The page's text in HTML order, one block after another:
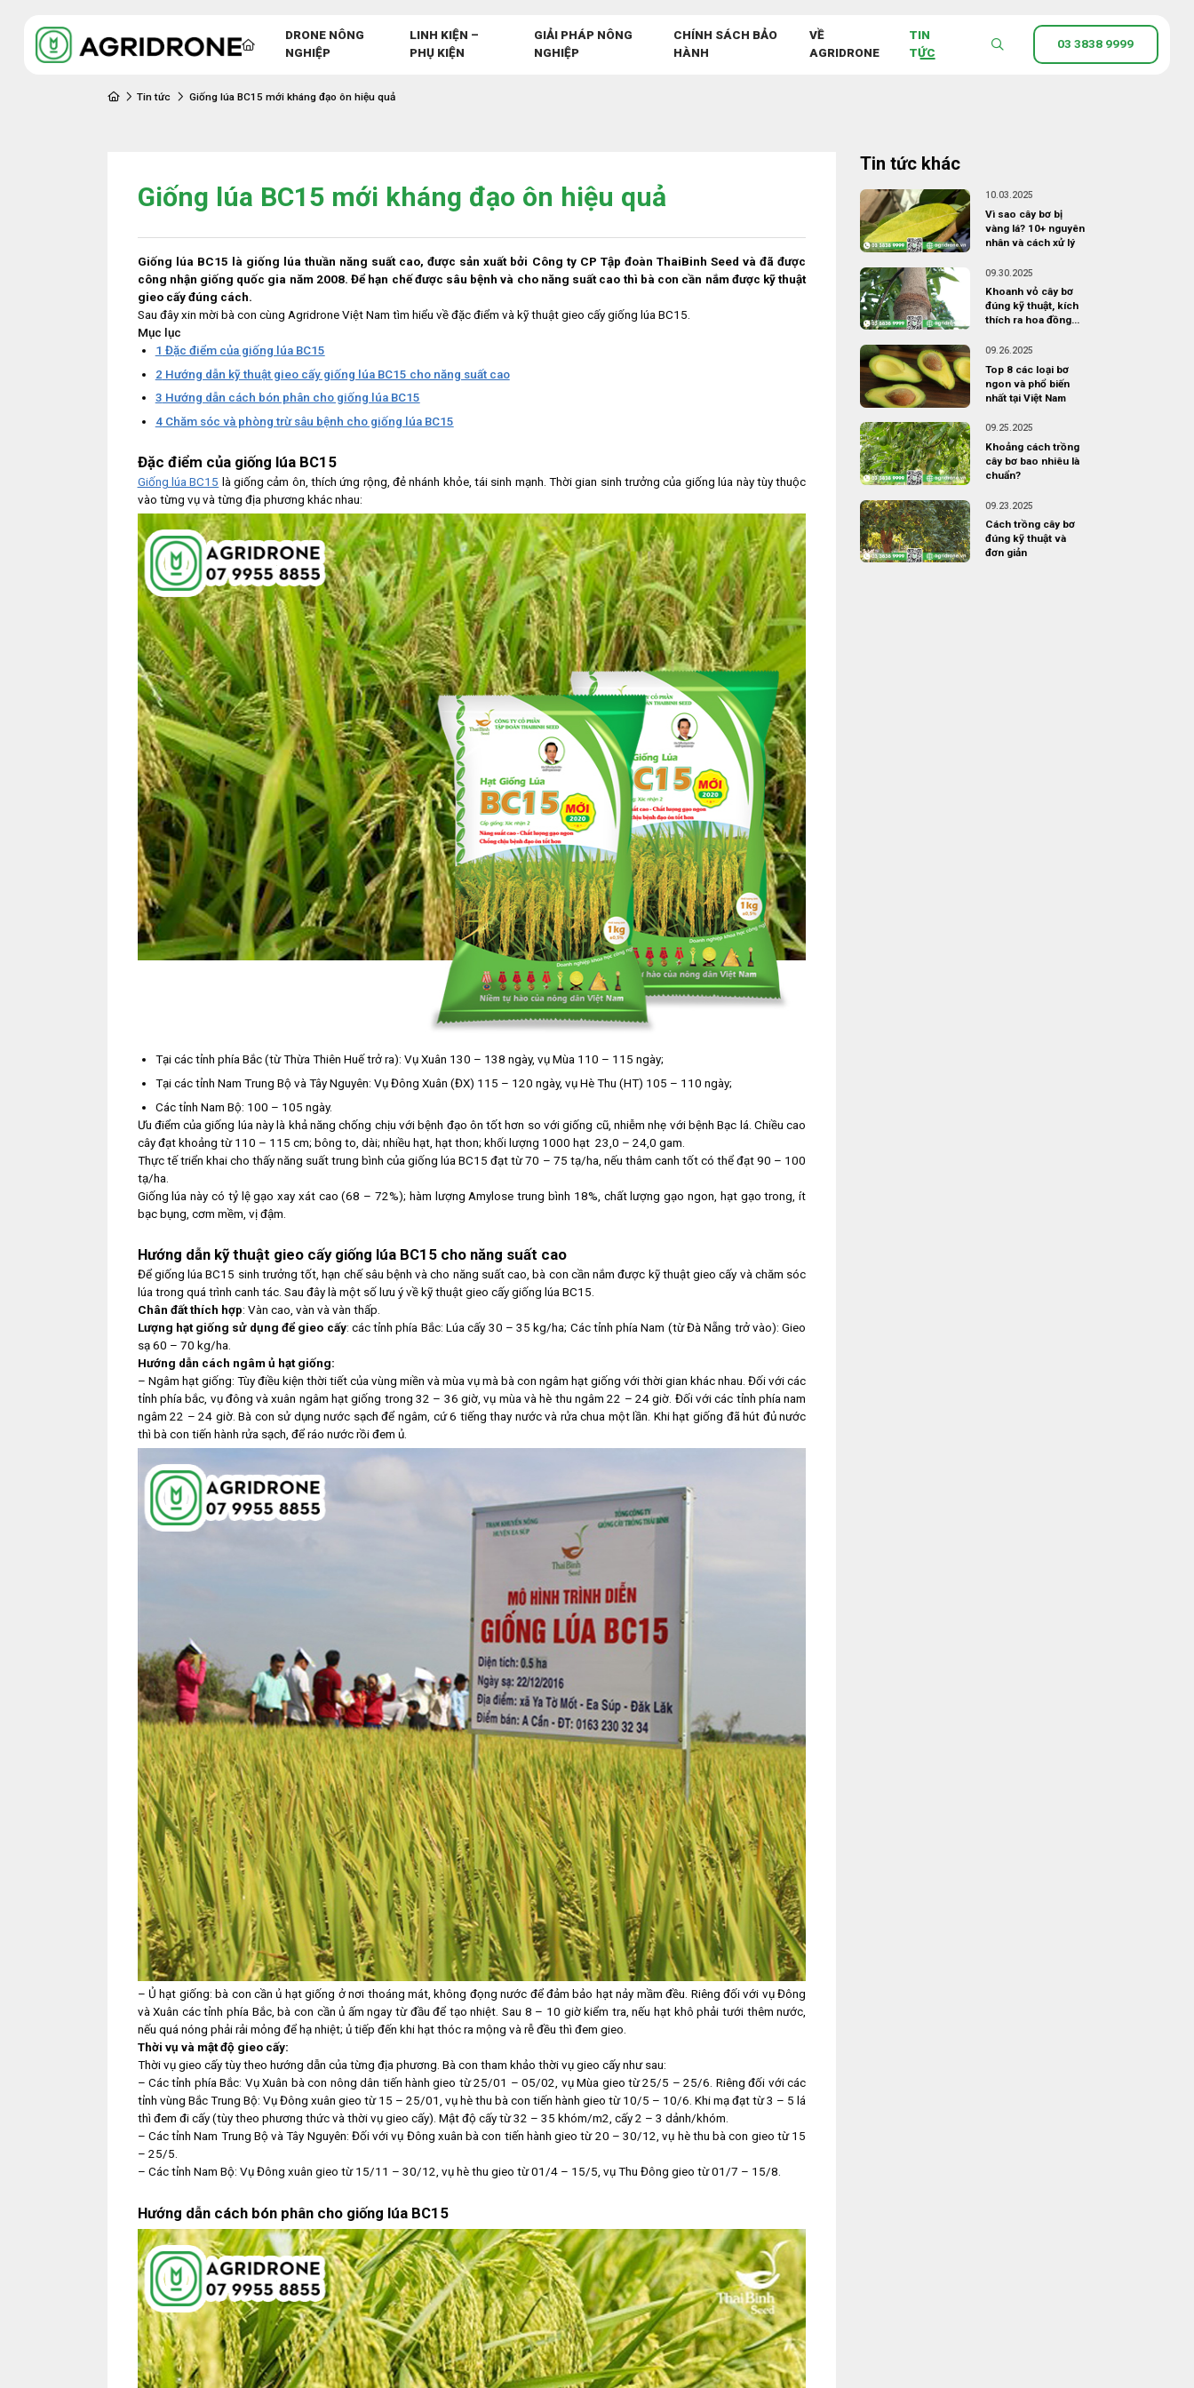
DRONE NÔNG
NGHIỆP
LINH KIỆN –
PHỤ KIỆN
GIẢI PHÁP NÔNG
NGHIỆP
CHÍNH SÁCH BẢO
HÀNH
VỀ
AGRIDRONE
TIN
TỨC
03 3838 9999
Tin tức Giống lúa BC15 mới kháng đạo ôn hiệu quả
Giống lúa BC15 mới kháng đạo ôn hiệu quả
Giống lúa BC15 là giống lúa thuần năng suất cao, được sản xuất bởi Công ty CP Tập đoàn ThaiBinh Seed và đã được
công nhận giống quốc gia năm 2008. Để hạn chế được sâu bệnh và cho năng suất cao thì bà con cần nắm được kỹ thuật
gieo cấy đúng cách.
Sau đây xin mời bà con cùng Agridrone Việt Nam tìm hiểu về đặc điểm và kỹ thuật gieo cấy giống lúa BC15.
Mục lục
1 Đặc điểm của giống lúa BC15
2 Hướng dẫn kỹ thuật gieo cấy giống lúa BC15 cho năng suất cao
3 Hướng dẫn cách bón phân cho giống lúa BC15
4Chăm sóc và phòng trừ sâu bệnh cho giống lúa BC15
Đặc điểm của giống lúa BC15
Giống lúa BC15 là giống cảm ôn, thích ứng rộng, đẻ nhánh khỏe, tái sinh mạnh. Thời gian sinh trưởng của giống lúa này tùy thuộc
vào từng vụ và từng địa phương khác nhau:
Tại các tỉnh phía Bắc (từ Thừa Thiên Huế trở ra): Vụ Xuân 130 – 138 ngày, vụ Mùa 110 – 115 ngày;
Tại các tỉnh Nam Trung Bộ và Tây Nguyên: Vụ Đông Xuân (ĐX) 115 – 120 ngày, vụ Hè Thu (HT) 105 – 110 ngày;
Các tỉnh Nam Bộ: 100 – 105 ngày.
Ưu điểm của giống lúa này là khả năng chống chịu với bệnh đạo ôn tốt hơn so với giống cũ, nhiễm nhẹ với bệnh Bạc lá. Chiều cao
cây đạt khoảng từ 110 – 115 cm; bông to, dài; nhiều hạt, hạt thon; khối lượng 1000 hạt 23,0 – 24,0 gam.
Thực tế triển khai cho thấy năng suất trung bình của giống lúa BC15 đạt từ 70 – 75 tạ/ha, nếu thâm canh tốt có thể đạt 90 – 100
tạ/ha.
Giống lúa này có tỷ lệ gạo xay xát cao (68 – 72%); hàm lượng Amylose trung bình 18%, chất lượng gạo ngon, hạt gạo trong, ít
bạc bụng, cơm mềm, vị đậm.
Hướng dẫn kỹ thuật gieo cấy giống lúa BC15 cho năng suất cao
Để giống lúa BC15 sinh trưởng tốt, hạn chế sâu bệnh và cho năng suất cao, bà con cần nắm được kỹ thuật gieo cấy và chăm sóc
lúa trong quá trình canh tác. Sau đây là một số lưu ý về kỹ thuật gieo cấy giống lúa BC15.
Chân đất thích hợp: Vàn cao, vàn và vàn thấp.
Lượng hạt giống sử dụng để gieo cấy: các tỉnh phía Bắc: Lúa cấy 30 – 35 kg/ha; Các tỉnh phía Nam (từ Đà Nẵng trở vào): Gieo
sạ 60 – 70 kg/ha.
Hướng dẫn cách ngâm ủ hạt giống:
– Ngâm hạt giống: Tùy điều kiện thời tiết của vùng miền và mùa vụ mà bà con ngâm hạt giống với thời gian khác nhau. Đối với các
tỉnh phía bắc, vụ đông và xuân ngâm hạt giống trong 32 – 36 giờ, vụ mùa và hè thu ngâm 22 – 24 giờ. Đối với các tỉnh phía nam
ngâm 22 – 24 giờ. Bà con sử dụng nước sạch để ngâm, cứ 6 tiếng thay nước và rửa chua một lần. Khi hạt giống đã hút đủ nước
thì bà con tiến hành rửa sạch, để ráo nước rồi đem ủ.
– Ủ hạt giống: bà con cần ủ hạt giống ở nơi thoáng mát, không đọng nước để đảm bảo hạt nảy mầm đều. Riêng đối với vụ Đông
và Xuân các tỉnh phía Bắc, bà con cần ủ ấm ngay từ đầu để tạo nhiệt. Sau 8 – 10 giờ kiểm tra, nếu hạt khô phải tưới thêm nước,
nếu quá nóng phải rải mỏng để hạ nhiệt; ủ tiếp đến khi hạt thóc ra mộng và rễ đều thì đem gieo.
Thời vụ và mật độ gieo cấy:
Thời vụ gieo cấy tùy theo hướng dẫn của từng địa phương. Bà con tham khảo thời vụ gieo cấy như sau:
– Các tỉnh phía Bắc: Vụ Xuân bà con nông dân tiến hành gieo từ 25/01 – 05/02, vụ Mùa gieo từ 25/5 – 25/6. Riêng đối với các
tỉnh vùng Bắc Trung Bộ: Vụ Đông xuân gieo từ 15 – 25/01, vụ hè thu bà con tiến hành gieo từ 10/5 – 10/6. Khi mạ đạt từ 3 – 5 lá
thì đem đi cấy (tùy theo phương thức và thời vụ gieo cấy). Mật độ cấy từ 32 – 35 khóm/m2, cấy 2 – 3 dảnh/khóm.
– Các tỉnh Nam Trung Bộ và Tây Nguyên: Đối với vụ Đông xuân bà con tiến hành gieo từ 20 – 30/12, vụ hè thu bà con gieo từ 15
– 25/5.
– Các tỉnh Nam Bộ: Vụ Đông xuân gieo từ 15/11 – 30/12, vụ hè thu gieo từ 01/4 – 15/5, vụ Thu Đông gieo từ 01/7 – 15/8.
Hướng dẫn cách bón phân cho giống lúa BC15
Tin tức khác
10.03.2025
Vì sao cây bơ bị
vàng lá? 10+ nguyên
nhân và cách xử lý
09.30.2025
Khoanh vỏ cây bơ
đúng kỹ thuật, kích
thích ra hoa đồng
09.26.2025
Top 8 các loại bơ
ngon và phổ biến
nhất tại Việt Nam
09.25.2025
Khoảng cách trồng
cây bơ bao nhiêu là
chuẩn?
09.23.2025
Cách trồng cây bơ
đúng kỹ thuật và
đơn giản